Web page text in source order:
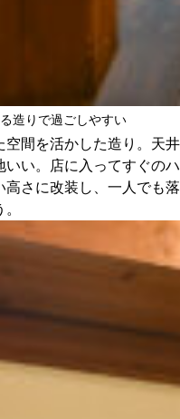
造りで過ごしやすい
空間を活かした造り。天井
い。店に入ってすぐのハ
さに改装し、一人でも落